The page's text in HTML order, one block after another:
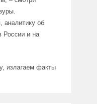
аналитику об
России и на
излагаем факты